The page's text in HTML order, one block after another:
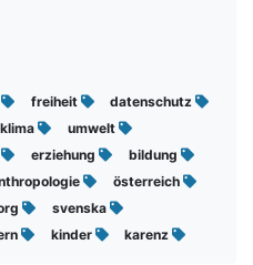
freiheit
datenschutz
klima
umwelt
erziehung
bildung
österreich
svenska
kinder karenz